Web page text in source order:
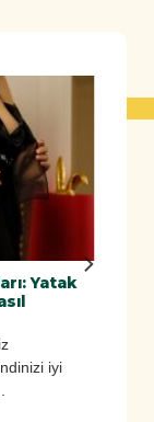
Yatak
iyi